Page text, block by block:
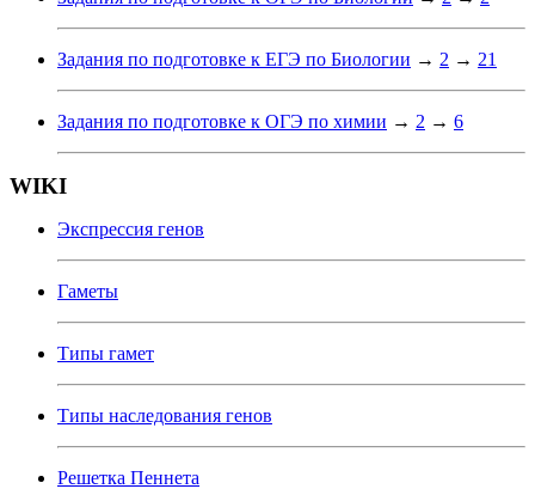
Задания по подготовке к ЕГЭ по Биологии → 2 → 21
Задания по подготовке к ОГЭ по химии → 2 → 6
WIKI
Экспрессия генов
Гаметы
Типы гамет
Типы наследования генов
Решетка Пеннета